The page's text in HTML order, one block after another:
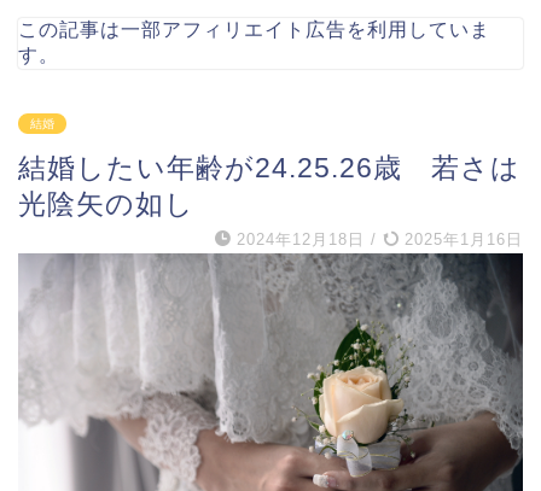
この記事は一部アフィリエイト広告を利用していま
す。
結婚
結婚したい年齢が24.25.26歳 若さは
光陰矢の如し
2024年12月18日 / 2025年1月16日